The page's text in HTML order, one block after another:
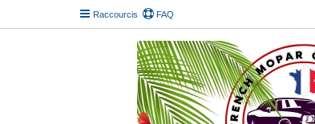
Raccourcis FAQ